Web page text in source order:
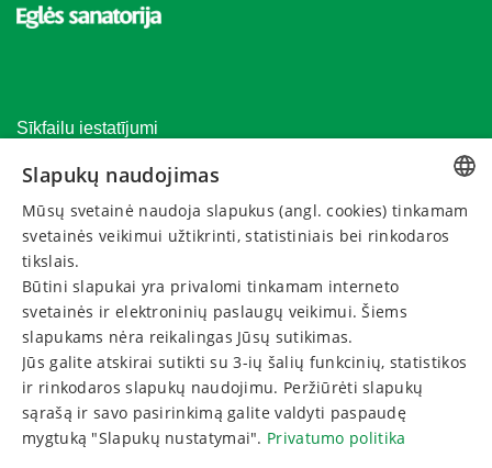
Sīkfailu iestatījumi
Pasūtīšanas noteikumi
Pagarināt dāvanu kuponu
Atcelt rezervāciju
SAZINIES AR MUMS
Zvaniet:
+370 622 00606
LITHUANIAN
ENGLISH
Slapukų naudojimas
Mūsų svetainė naudoja slapukus (angl. cookies) tinkamam
svetainės veikimui užtikrinti, statistiniais bei rinkodaros
tikslais.
Būtini slapukai yra privalomi tinkamam interneto
svetainės ir elektroninių paslaugų veikimui. Šiems
slapukams nėra reikalingas Jūsų sutikimas.
Jūs galite atskirai sutikti su 3-ių šalių funkcinių, statistikos
ir rinkodaros slapukų naudojimu. Peržiūrėti slapukų
sąrašą ir savo pasirinkimą galite valdyti paspaudę
mygtuką "Slapukų nustatymai". Privatumo politika